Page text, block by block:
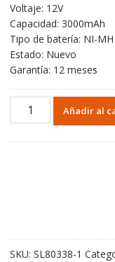
Voltaje: 12V
Capacidad: 3000mAh
Tipo de batería: NI-MH
Estado: Nuevo
Garantía: 12 meses
Batería
Añadir al
SKU: SL80338-1